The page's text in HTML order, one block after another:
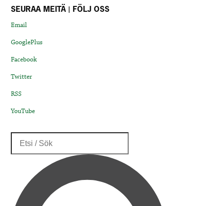
SEURAA MEITÄ | FÖLJ OSS
Email
GooglePlus
Facebook
Twitter
RSS
YouTube